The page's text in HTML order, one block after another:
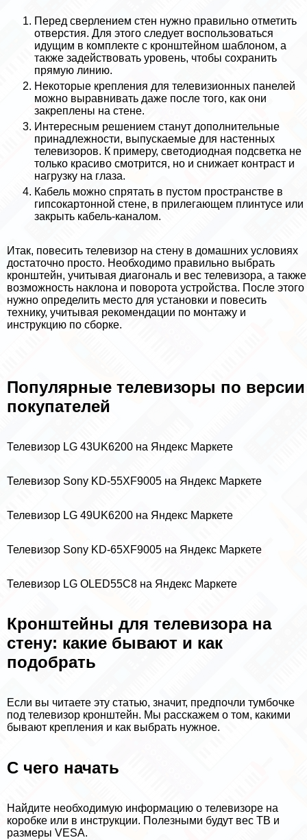
Перед сверлением стен нужно правильно отметить
отверстия. Для этого следует воспользоваться
идущим в комплекте с кронштейном шаблоном, а
также задействовать уровень, чтобы сохранить
прямую линию.
Некоторые крепления для телевизионных панелей
можно выравнивать даже после того, как они
закреплены на стене.
Интересным решением станут дополнительные
принадлежности, выпускаемые для настенных
телевизоров. К примеру, светодиодная подсветка не
только красиво смотрится, но и снижает контраст и
нагрузку на глаза.
Кабель можно спрятать в пустом прострaнcтве в
гипсокартонной стене, в прилегающем плинтусе или
закрыть кабель-каналом.
Итак, повесить телевизор на стену в домашних условиях
достаточно просто. Необходимо правильно выбрать
кронштейн, учитывая диагональ и вес телевизора, а также
возможность наклона и поворота устройства. После этого
нужно определить место для установки и повесить
технику, учитывая рекомендации по монтажу и
инструкцию по сборке.
Популярные телевизоры по версии
покупателей
Телевизор LG 43UK6200 на Яндекс Маркете
Телевизор Sony KD-55XF9005 на Яндекс Маркете
Телевизор LG 49UK6200 на Яндекс Маркете
Телевизор Sony KD-65XF9005 на Яндекс Маркете
Телевизор LG OLED55C8 на Яндекс Маркете
Кронштейны для телевизора на
стену: какие бывают и как
подобрать
Если вы читаете эту статью, значит, предпочли тумбочке
под телевизор кронштейн. Мы расскажем о том, какими
бывают крепления и как выбрать нужное.
С чего начать
Найдите необходимую информацию о телевизоре на
коробке или в инструкции. Полезными будут вес ТВ и
размеры VESA.